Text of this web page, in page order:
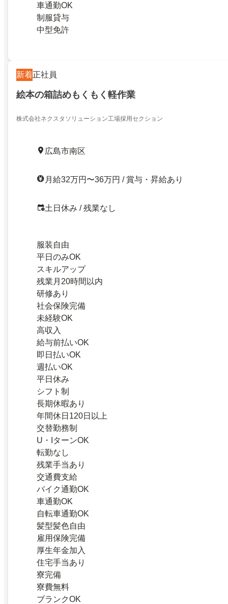
車通勤OK
制服貸与
中型免許
新着正社員
絵本の箱詰めもくもく軽作業
株式会社ネクスタソリューション工場採用セクション
広島市南区
月給32万円〜36万円 / 賞与・昇給あり
土日休み / 残業なし
服装自由
平日のみOK
スキルアップ
残業月20時間以内
研修あり
社会保険完備
未経験OK
高収入
給与前払いOK
即日払いOK
週払いOK
平日休み
シフト制
長期休暇あり
年間休日120日以上
交替勤務制
U・IターンOK
転勤なし
残業手当あり
交通費支給
バイク通勤OK
車通勤OK
自転車通勤OK
髪型髪色自由
雇用保険完備
厚生年金加入
住宅手当あり
寮完備
寮費無料
ブランクOK